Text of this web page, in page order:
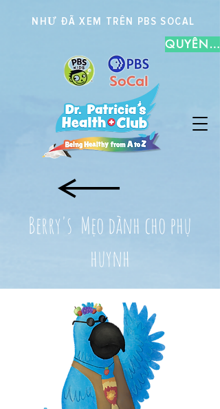
NHƯ ĐÃ XEM TRÊN PBS SOCAL
QUYÊN TẶNG
Berry's Mẹo dành cho phụ
huynh